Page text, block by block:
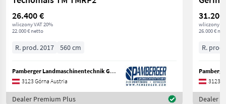
26.400 €
wliczony VAT 20%
22.000 € netto
R. prod. 2017 560 cm
Pamberger Landmaschinentechnik GmbH
3123 Górna Austria
Dealer Premium Plus
31.200
wliczony
26.000 €
R.
3123
Dealer